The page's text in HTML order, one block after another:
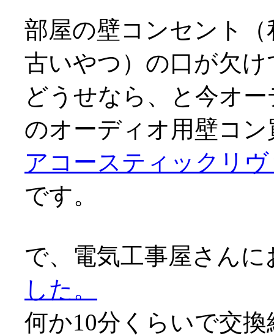
部屋の壁コンセント
古いやつ）の口が欠
どうせなら、と今オ
のオーディオ用壁コ
アコースティックリ
です。
で、電気工事屋さん
した。
何か10分くらいで交